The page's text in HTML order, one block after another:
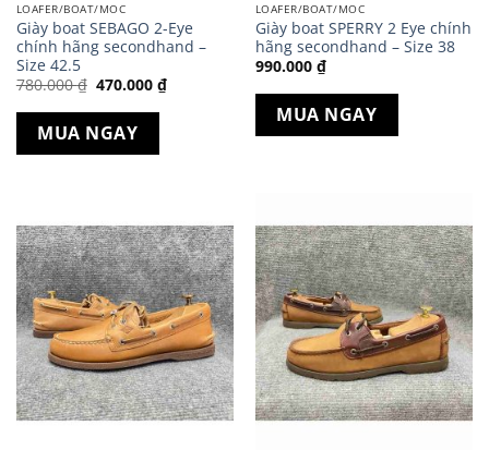
LOAFER/BOAT/MOC
Giày boat SEBAGO 2-Eye
chính hãng secondhand –
Size 42.5
780.000₫ Giá
gốc
là:
780.000 ₫.
470.000 ₫Giá
hiện
MUA NGAY
LOAFER/BOAT/MOC
Giày boat SPERRY 2 Eye chính
hãng secondhand – Size 38
990.000 ₫
MUA NGAY